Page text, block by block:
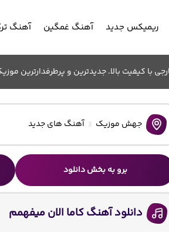
ریمیکس جدید آهنگ غمگین آهنگ
با کیفیت بالا. جدیدترین و پرطرفدارترین
جهش موزیک آهنگ های جدید
برو به بخش دانلود
دانلود آهنگ کاما الان میفهمم